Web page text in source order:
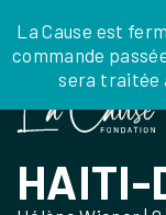
to
the
La Cause est
commande
sera traitée
JE DONNE JE
HAITI-